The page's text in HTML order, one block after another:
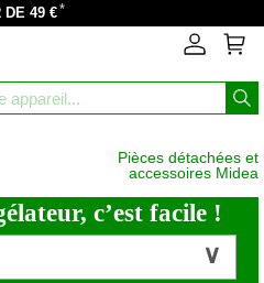
DE 49 €*
Pièces détachées et
accessoires Midea
c’est facile !